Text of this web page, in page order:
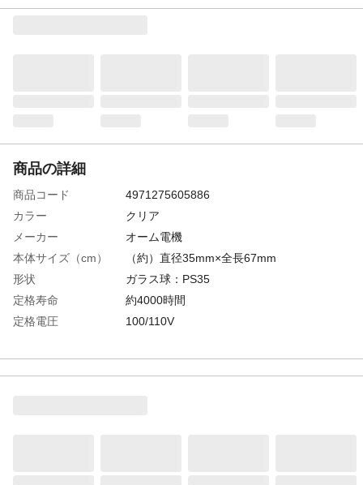
商品の詳細
商品コード
4971275605886
カラー
クリア
メーカー
オーム電機
本体サイズ（cm）
（約）直径35mm×全長67mm
形状
ガラス球：PS35
定格寿命
約4000時間
定格電圧
100/110V
口金
E17